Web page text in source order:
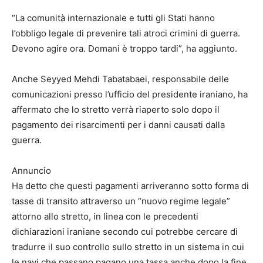
“La comunità internazionale e tutti gli Stati hanno
l’obbligo legale di prevenire tali atroci crimini di guerra.
Devono agire ora. Domani è troppo tardi”, ha aggiunto.
Anche Seyyed Mehdi Tabatabaei, responsabile delle
comunicazioni presso l’ufficio del presidente iraniano, ha
affermato che lo stretto verrà riaperto solo dopo il
pagamento dei risarcimenti per i danni causati dalla
guerra.
Annuncio
Ha detto che questi pagamenti arriveranno sotto forma di
tasse di transito attraverso un “nuovo regime legale”
attorno allo stretto, in linea con le precedenti
dichiarazioni iraniane secondo cui potrebbe cercare di
tradurre il suo controllo sullo stretto in un sistema in cui